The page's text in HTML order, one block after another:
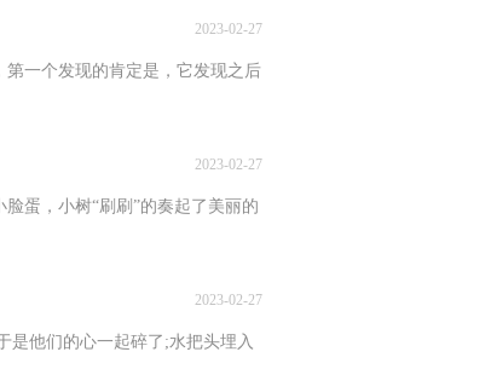
2023-02-27
一个发现的肯定是，它发现之后
2023-02-27
蛋，小树“刷刷”的奏起了美丽的
2023-02-27
是他们的心一起碎了;水把头埋入